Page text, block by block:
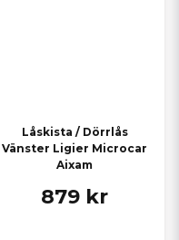
Låskista / Dörrlås
Vänster Ligier Microcar
Aixam
879 kr